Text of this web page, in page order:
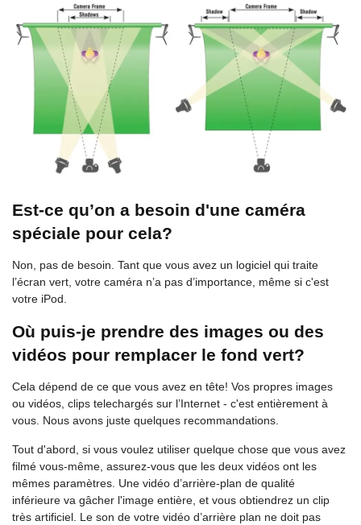
Est-ce qu’on a besoin d'une caméra
spéciale pour cela?
Non, pas de besoin. Tant que vous avez un logiciel qui traite
l’écran vert, votre caméra n’a pas d’importance, même si c'est
votre iPod.
Où puis-je prendre des images ou des
vidéos pour remplacer le fond vert?
Cela dépend de ce que vous avez en tête! Vos propres images
ou vidéos, clips telechargés sur l’Internet - c'est entièrement à
vous. Nous avons juste quelques recommandations.
Tout d'abord, si vous voulez utiliser quelque chose que vous avez
filmé vous-même, assurez-vous que les deux vidéos ont les
mêmes paramètres. Une vidéo d’arrière-plan de qualité
inférieure va gâcher l'image entière, et vous obtiendrez un clip
très artificiel. Le son de votre vidéo d’arrière plan ne doit pas